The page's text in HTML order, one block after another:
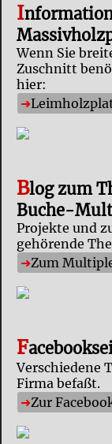
I
Wenn Sie
Zuschnitt
hier:
Blog zum
Buche-
Projekte und
gehörende
Zum
F
Verschiedene
Firma befaßt.
Zur